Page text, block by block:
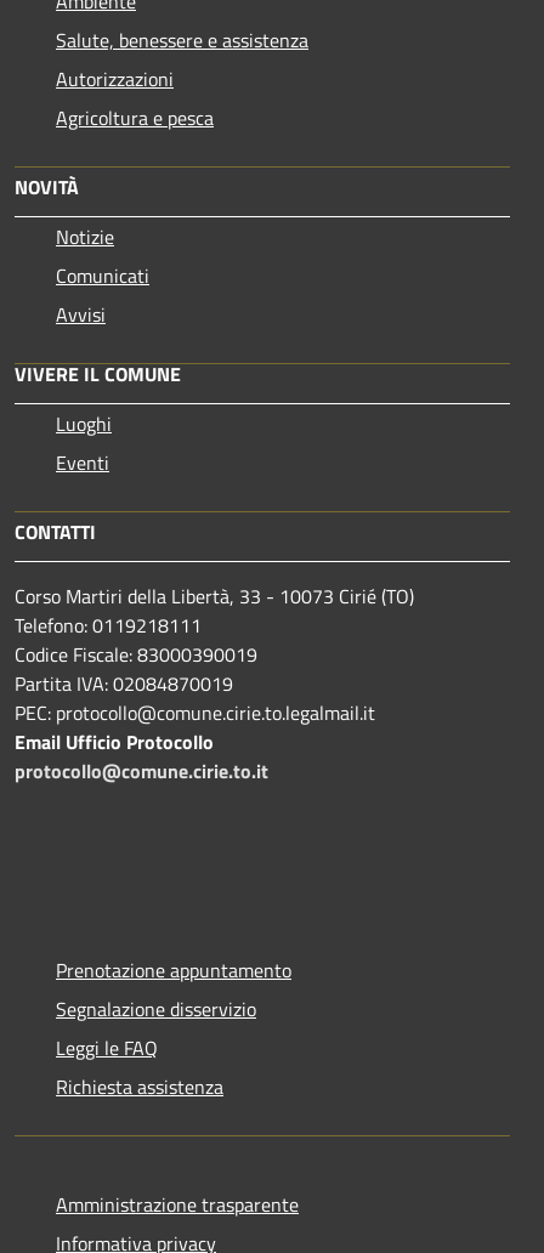
Salute, benessere e assistenza
Autorizzazioni
Agricoltura e pesca
NOVITÀ
Notizie
Comunicati
Avvisi
VIVERE IL COMUNE
Luoghi
Eventi
CONTATTI
Corso Martiri della Libertà, 33 - 10073 Cirié (TO)
Telefono: 0119218111
Codice Fiscale: 83000390019
Partita IVA: 02084870019
PEC: protocollo@comune.cirie.to.legalmail.it
Email Ufficio Protocollo
protocollo@comune.cirie.to.it
Prenotazione appuntamento
Segnalazione disservizio
Leggi le FAQ
Richiesta assistenza
Amministrazione trasparente
Informativa privacy